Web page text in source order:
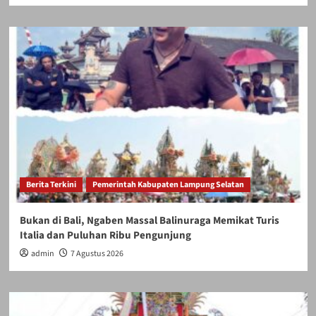
Berita Terkini Pemerintah Kabupaten Lampung Selatan
Bukan di Bali, Ngaben Massal Balinuraga Memikat Turis
Italia dan Puluhan Ribu Pengunjung
admin 7 Agustus 2026